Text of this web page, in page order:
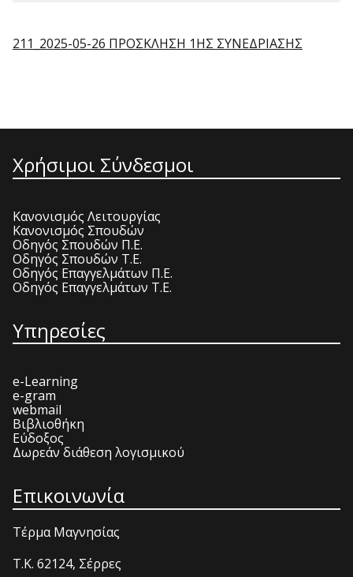
211_2025-05-26 ΠΡΟΣΚΛΗΣΗ 1ΗΣ ΣΥΝΕΔΡΙΑΣΗΣ
Χρήσιμοι Σύνδεσμοι
Κανονισμός Λειτουργίας
Κανονισμός Σπουδών
Οδηγός Σπουδών Π.Ε.
Οδηγός Σπουδών Τ.Ε.
Οδηγός Επαγγελμάτων Π.Ε.
Οδηγός Επαγγελμάτων Τ.Ε.
Υπηρεσίες
e-Learning
e-gram
webmail
Βιβλιοθήκη
Εύδοξος
Δωρεάν διάθεση λογισμικού
Επικοινωνία
Τέρμα Μαγνησίας
T.K. 62124, Σέρρες